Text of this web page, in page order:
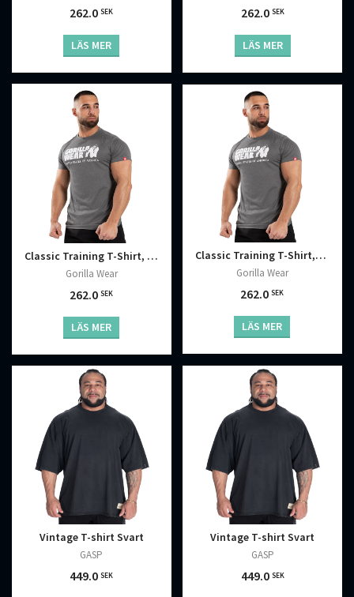
262.0SEK
LÄS MER
262.0 SEK
LÄS MER
Classic Training T-Shirt, Grey Melange
Gorilla Wear
262.0SEK
LÄS MER
Classic Training T-Shirt, Grey Melange
Gorilla Wear
262.0SEK
LÄS MER
Vintage T-shirt Svart
GASP
449.0SEK
Vintage T-shirt Svart
GASP
449.0 SEK